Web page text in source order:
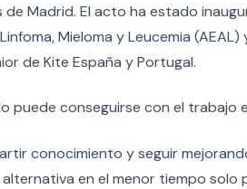
Madrid. El acto ha estado
Mieloma y Leucemia (AEAL)
de Kite España y Portugal.
puede conseguirse con el trabajo
conocimiento y seguir
en el menor tiempo solo